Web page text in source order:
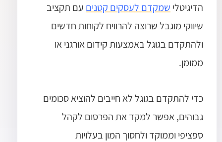
הדיגיטלי שמקדם לעסקים קטנים עם תקציב
שיווקי מוגבל שרוצה להרוויח לקוחות חדשים
ולהתקדם בגוגל באמצעות קידום אורגני או
ממומן.
כדי להתקדם בגוגל לא חייבים להוציא סכומים
גבוהים, אפשר למקד את הפרסום לקהל
ספציפי וממוקד ולחסוך המון בעלויות